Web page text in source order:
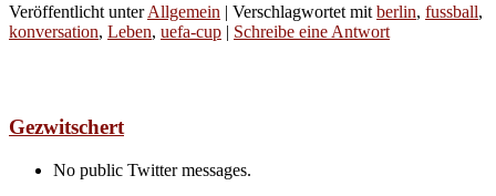
Veröffentlicht unter Allgemein | Verschlagwortet mit berlin, fussball,
konversation, Leben, uefa-cup | Schreibe eine Antwort
Gezwitschert
No public Twitter messages.